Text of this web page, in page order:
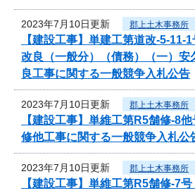
2023年7月10日更新 郡上土木事務所
【建設工事】単建工第道改-5-
改良（一般分）（債務）（一）
良工事に関する一般競争入札公告
2023年7月10日更新 郡上土木事務所
【建設工事】単維工第R5舗修-8
修他工事に関する一般競争入札公
2023年7月10日更新 郡上土木事務所
【建設工事】単維工第R5舗修-7